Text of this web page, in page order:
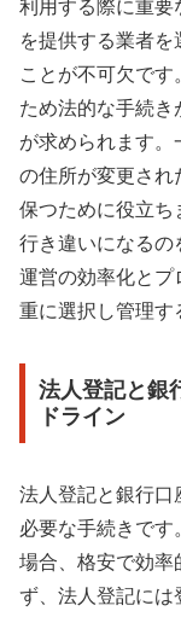
利用する際に重要
を提供する業者
ことが不可欠で
ため法的な手続き
が求められます
の住所が変更され
保つために役立ち
行き違いになるの
運営の効率化とプ
重に選択し管理す
法人登記と銀
ドライン
法人登記と銀行口
必要な手続きです
場合、格安で効率
ず、法人登記には